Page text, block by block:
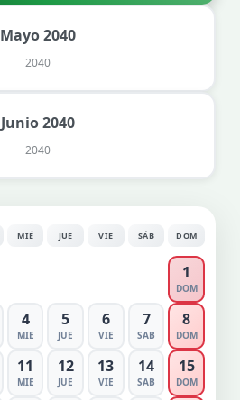
Mayo 2040
2040
Junio 2040
2040
MIÉ JUE VIE SÁB DOM
1
DOM
4
MIE
5
JUE
6
VIE
7
SAB
8
DOM
11
MIE
12
JUE
13
VIE
14
SAB
15
DOM